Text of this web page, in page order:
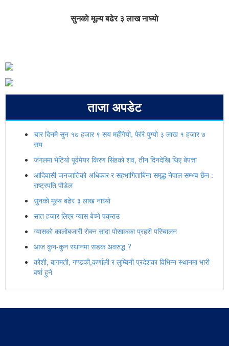
सुनकाे मूल्य बढेर ३ लाख नाघ्याे
ताजा अपडेट
चार दिनमै सुन १७ हजार ९ सय महँगियो, फेरि पुग्यो ३ लाख १ हजार ७
सय
जंगलमा भेटियो पूर्वमेयर किरण सिंहको शव, तीन दिनदेखि थिए बेपत्ता
आदिवासी जनजातिको अधिकार र सहभागिताबिना समृद्ध नेपाल सम्भव छैन :
राष्ट्रपति पौडेल
सुनकाे मूल्य बढेर ३ लाख नाघ्याे
सात हजार लिएर ग्यास बेच्ने पक्राउ
ग्यासकाे कालोबजारी राेक्न सादा पोसाकका प्रहरी परिचालन
आज कुन-कुन स्थानमा सडक अवरुद्ध ?
कोशी, बागमती, गण्डकी,कर्णाली र लुम्बिनी प्रदेशका विभिन्न स्थानमा भारी
वर्षा हुने